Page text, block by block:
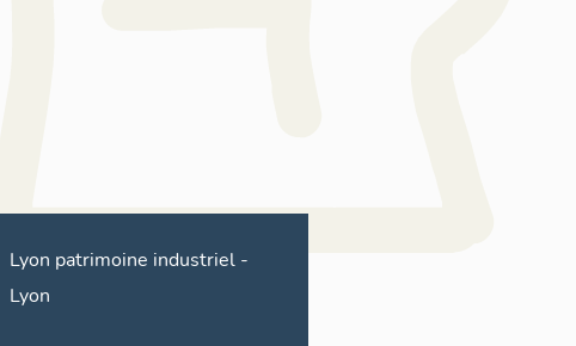
Lyon patrimoine industriel -
Lyon